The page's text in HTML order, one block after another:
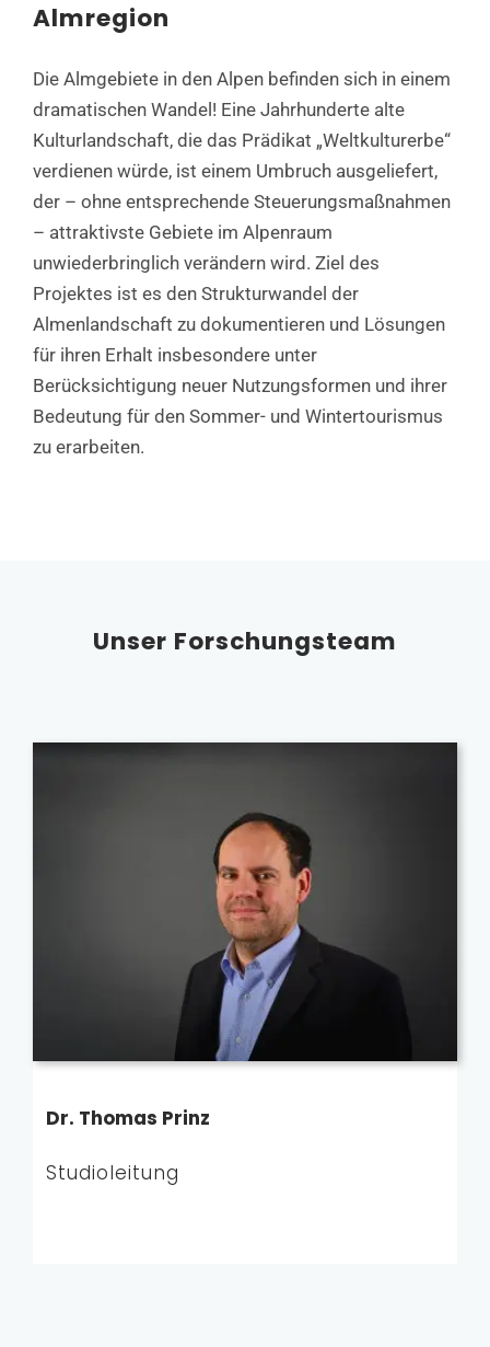
Almregion
Die Almgebiete in den Alpen befinden sich in einem
dramatischen Wandel! Eine Jahrhunderte alte
Kulturlandschaft, die das Prädikat „Weltkulturerbe“
verdienen würde, ist einem Umbruch ausgeliefert,
der – ohne entsprechende Steuerungsmaßnahmen
– attraktivste Gebiete im Alpenraum
unwiederbringlich verändern wird. Ziel des
Projektes ist es den Strukturwandel der
Almenlandschaft zu dokumentieren und Lösungen
für ihren Erhalt insbesondere unter
Berücksichtigung neuer Nutzungsformen und ihrer
Bedeutung für den Sommer- und Wintertourismus
zu erarbeiten.
Unser Forschungsteam
Dr. Thomas Prinz
Studioleitung